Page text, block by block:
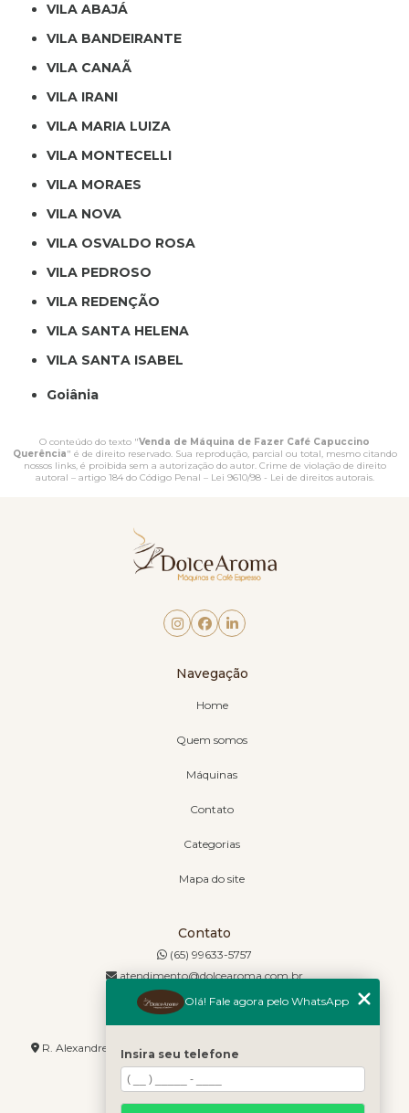
VILA ABAJÁ
VILA BANDEIRANTE
VILA CANAÃ
VILA IRANI
VILA MARIA LUIZA
VILA MONTECELLI
VILA MORAES
VILA NOVA
VILA OSVALDO ROSA
VILA PEDROSO
VILA REDENÇÃO
VILA SANTA HELENA
VILA SANTA ISABEL
Goiânia
O conteúdo do texto "Venda de Máquina de Fazer Café Capuccino
Querência" é de direito reservado. Sua reprodução, parcial ou total, mesmo citando
nossos links, é proibida sem a autorização do autor. Crime de violação de direito
autoral – artigo 184 do Código Penal – Lei 9610/98 - Lei de direitos autorais.
Navegação
Home
Quem somos
Máquinas
Contato
Categorias
Mapa do site
Contato
(65) 99633-5757
atendimento@dolcearoma.com.br
Endereço
R. Alexandre de Barros, 1730 - Jordão - Cuiabá - MT - 78085-636
Olá! Fale agora pelo WhatsApp
Insira seu telefone